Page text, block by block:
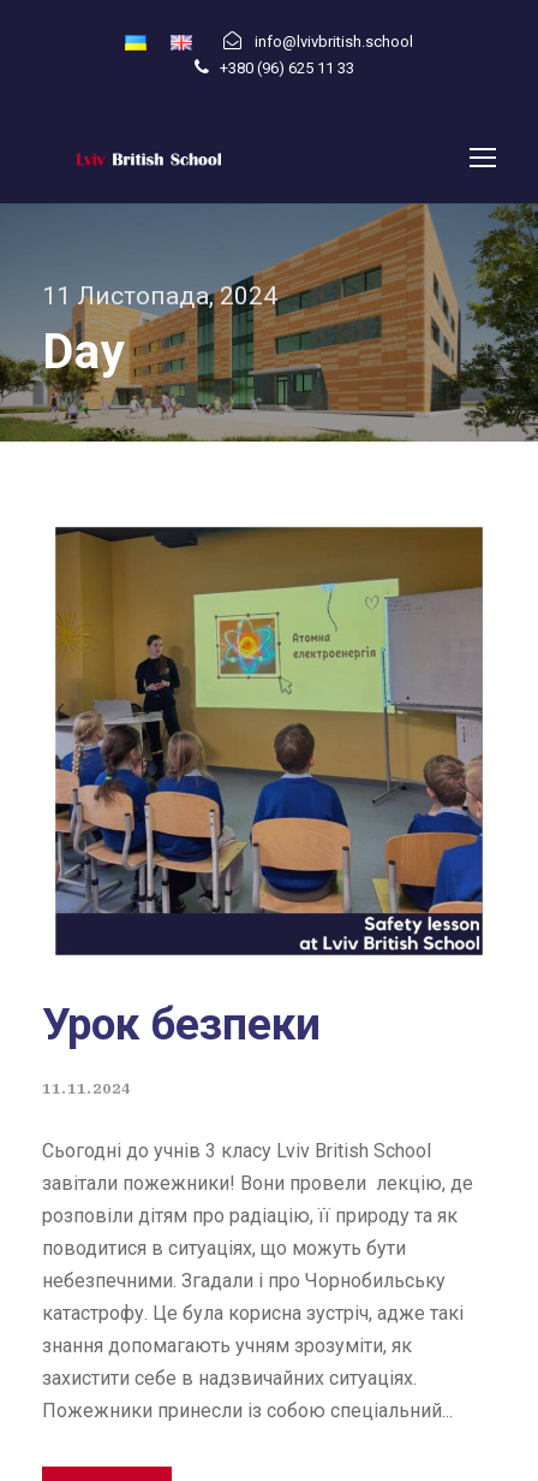
info@lvivbritish.school
+380 (96) 625 11 33
11 Листопада, 2024
Day
Урок безпеки
11.11.2024
Сьогодні до учнів 3 класу Lviv British School
завітали пожежники! Вони провели лекцію, де
розповіли дітям про радіацію, її природу та як
поводитися в ситуаціях, що можуть бути
небезпечними. Згадали і про Чорнобильську
катастрофу. Це була корисна зустріч, адже такі
знання допомагають учням зрозуміти, як
захистити себе в надзвичайних ситуаціях.
Пожежники принесли із собою спеціальний...